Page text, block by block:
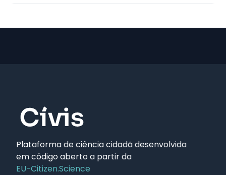
Plataforma de ciência cidadã desenvolvida
em código aberto a partir da
EU-Citizen.Science